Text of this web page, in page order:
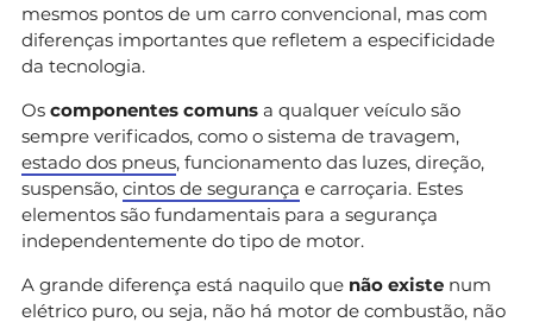
mesmos pontos de um carro convencional, mas com
diferenças importantes que refletem a especificidade
da tecnologia.
Os componentes comuns a qualquer veículo são
sempre verificados, como o sistema de travagem,
estado dos pneus, funcionamento das luzes, direção,
suspensão, cintos de segurança e carroçaria. Estes
elementos são fundamentais para a segurança
independentemente do tipo de motor.
A grande diferença está naquilo que não existe num
elétrico puro, ou seja, não há motor de combustão, não